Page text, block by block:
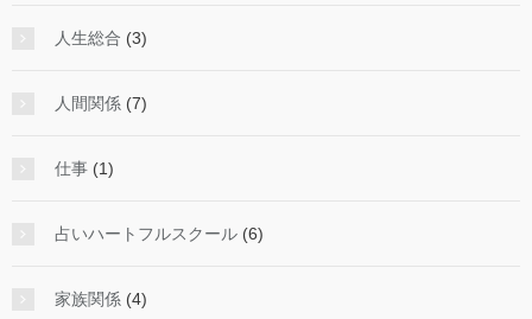
人生総合 (3)
人間関係 (7)
仕事 (1)
占いハートフルスクール (6)
家族関係 (4)